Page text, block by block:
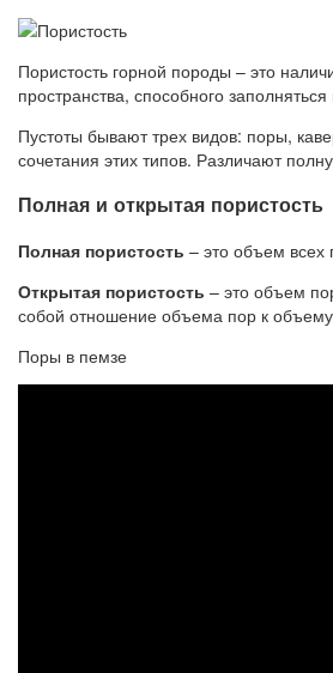
Пористость горной породы – это
пространства, способного
Пустоты бывают трех видов: поры,
сочетания этих типов. Различают
Полная и открытая пористость
Полная пористость – это объем всех
Открытая пористость – это объем
собой отношение объема пор к
Поры в пемзе